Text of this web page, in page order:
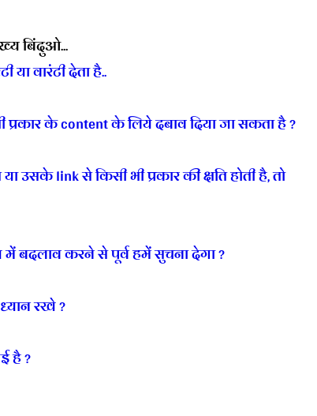
बिंदुओ...
या वारंटी देता है..
प्रकार के content के लिये दबाव दिया जा सकता है ?
link से किसी भी प्रकार की क्षति होती है, तो
बदलाव करने से पूर्व हमें सुचना देगा ?
रखे ?
है ?